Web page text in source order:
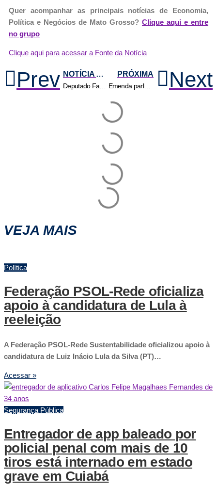
Quer acompanhar as principais notícias de Economia,
Política e Negócios de Mato Grosso? Clique aqui e entre
no grupo
Clique aqui para acessar a Fonte da Notícia
Prev NOTÍCIA ANTERIOR
Deputado Fabinho destina R$ 1,5 milhão para instalação de playgrounds em Várzea Grande
PRÓXIMA
Emenda parlamentar garante construção de horta no Abrigo Bom Jesus Next
VEJA MAIS
Política
Federação PSOL-Rede oficializa
apoio à candidatura de Lula à
reeleição
A Federação PSOL-Rede Sustentabilidade oficializou apoio à
candidatura de Luiz Inácio Lula da Silva (PT)…
Acessar »
Segurança Pública
Entregador de app baleado por
policial penal com mais de 10
tiros está internado em estado
grave em Cuiabá